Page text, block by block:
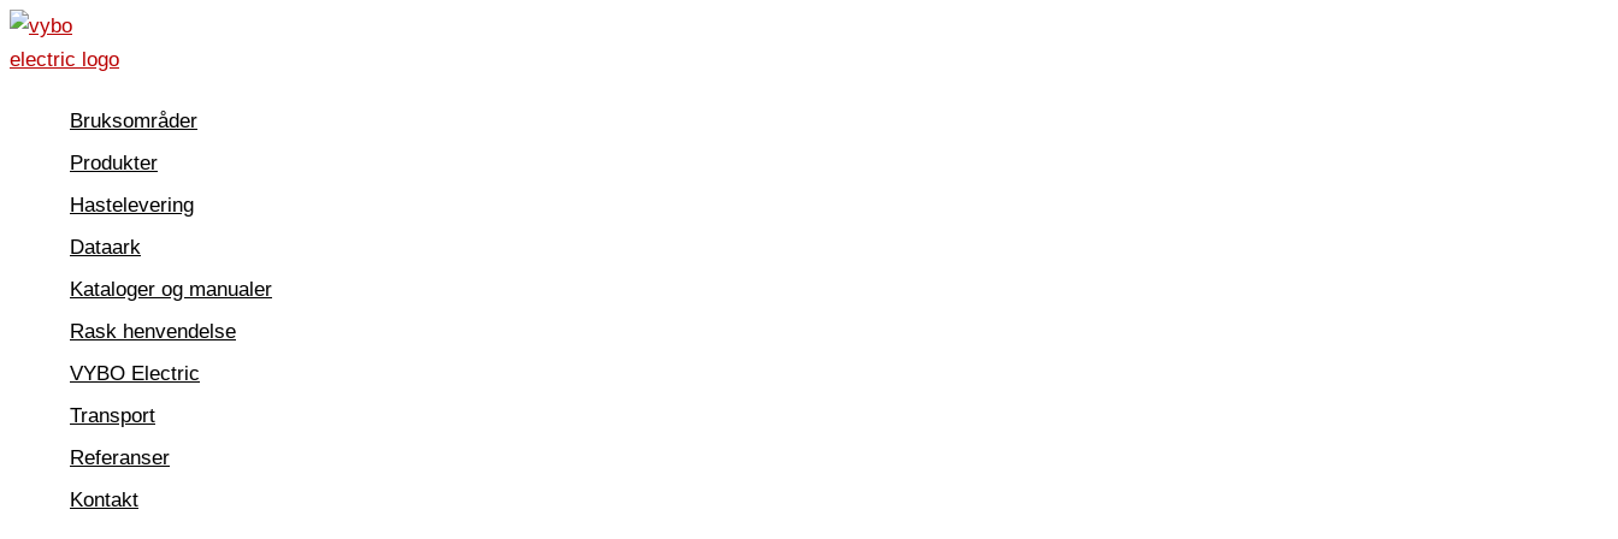
Hopp
rett
innholdetBruksområder
Produkter
Hastelevering
Dataark
Kataloger og manualer
Rask henvendelse
VYBO Electric
Transport
Referanser
Kontakt